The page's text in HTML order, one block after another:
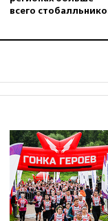
всего